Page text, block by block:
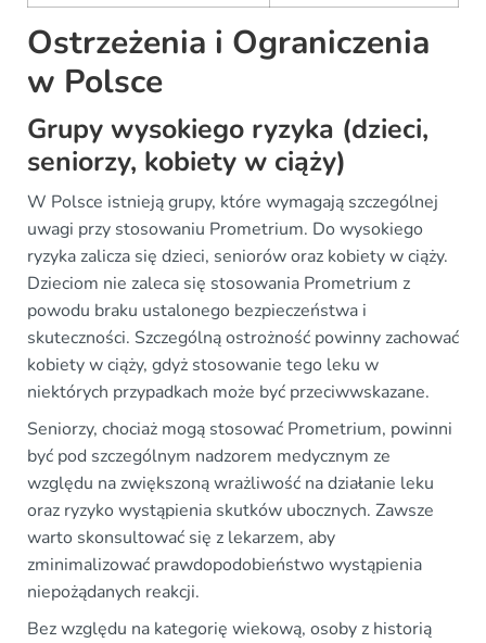
Ostrzeżenia i Ograniczenia
w Polsce
Grupy wysokiego ryzyka (dzieci,
seniorzy, kobiety w ciąży)
W Polsce istnieją grupy, które wymagają szczególnej
uwagi przy stosowaniu Prometrium. Do wysokiego
ryzyka zalicza się dzieci, seniorów oraz kobiety w ciąży.
Dzieciom nie zaleca się stosowania Prometrium z
powodu braku ustalonego bezpieczeństwa i
skuteczności. Szczególną ostrożność powinny zachować
kobiety w ciąży, gdyż stosowanie tego leku w
niektórych przypadkach może być przeciwwskazane.
Seniorzy, chociaż mogą stosować Prometrium, powinni
być pod szczególnym nadzorem medycznym ze
względu na zwiększoną wrażliwość na działanie leku
oraz ryzyko wystąpienia skutków ubocznych. Zawsze
warto skonsultować się z lekarzem, aby
zminimalizować prawdopodobieństwo wystąpienia
niepożądanych reakcji.
Bez względu na kategorię wiekową, osoby z historią